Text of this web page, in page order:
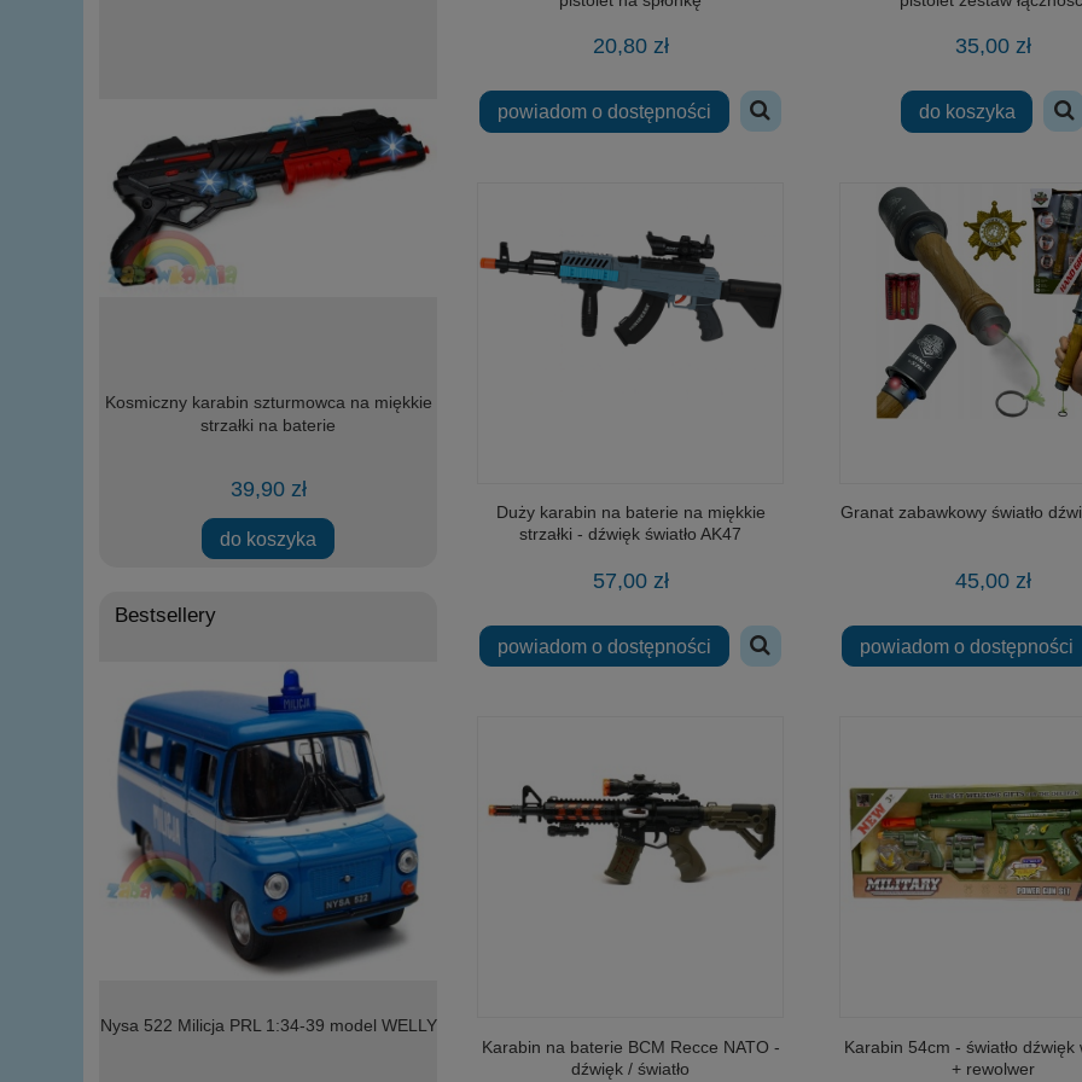
Kosmiczny karabin szturmowca na miękkie
strzałki na baterie
39,90 zł
do koszyka do koszyka
lalka Agusia co pije i siusia do
Bestsellery
Nysa 522 Milicja PRL 1:34-39 model WELLY
RS (992)
20,80 zł
powiadom o dostępności
35,00 zł
do koszyka
Duży karabin na baterie na miękkie
strzałki - dźwięk światło AK47
57,00 zł
powiadom o dostępności
Granat zabawkowy światło
45,00 zł
powiadom o dostępności
Karabin na baterie BCM Recce NATO -
dźwięk / światło
Karabin 54cm - światło dźwięk
+ rewolwer